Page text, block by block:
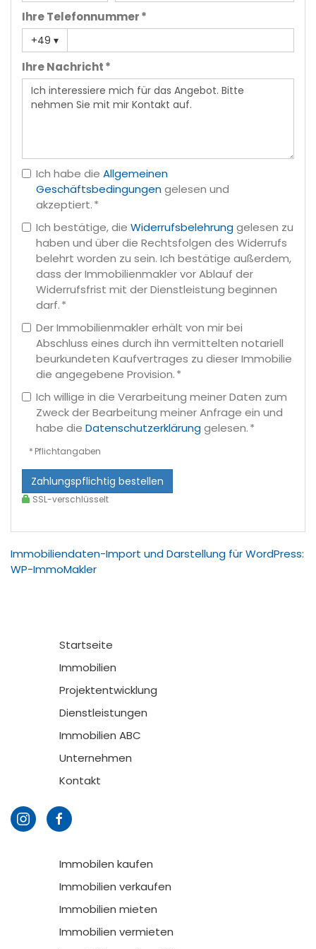
Ihre Telefonnummer *
+49 ▾
Ihre Nachricht *
Ich habe die Allgemeinen
Geschäftsbedingungengelesen und
akzeptiert. *
Ich bestätige, die Widerrufsbelehrunggelesen zu
haben und über die Rechtsfolgen des Widerrufs
belehrt worden zu sein. Ich bestätige außerdem,
dass der Immobilienmakler vor Ablauf der
Widerrufsfrist mit der Dienstleistung beginnen
darf. *
Der Immobilienmakler erhält von mir bei
Abschluss eines durch ihn vermittelten notariell
beurkundeten Kaufvertrages zu dieser Immobilie
die angegebene Provision. *
Ich willige in die Verarbeitung meiner Daten zum
Zweck der Bearbeitung meiner Anfrage ein und
habe die Datenschutzerklärunggelesen. *
* Pflichtangaben
Zahlungspflichtig bestellen
SSL-verschlüsselt
Immobiliendaten-Import und Darstellung für WordPress:
WP-ImmoMakler
Startseite
Immobilien
Projektentwicklung
Dienstleistungen
Immobilien ABC
Unternehmen
Kontakt
Immobilen kaufen
Immobilien verkaufen
Immobilien mieten
Immobilien vermieten